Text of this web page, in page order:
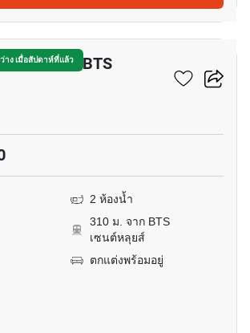
าง เมื่อสัปดาห์ที่แล้ว
6
นอน ใกล้ BTS
2 ห้องน้ำ
310 ม. จาก BTS
เซนต์หลุยส์
ตกแต่งพร้อมอยู่